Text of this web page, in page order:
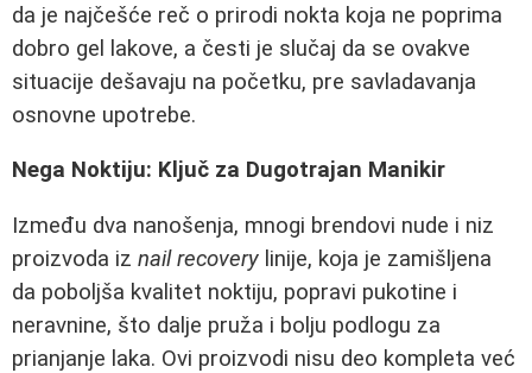
da je najčešće reč o prirodi nokta koja ne poprima
dobro gel lakove, a česti je slučaj da se ovakve
situacije dešavaju na početku, pre savladavanja
osnovne upotrebe.
Nega Noktiju: Ključ za Dugotrajan Manikir
Između dva nanošenja, mnogi brendovi nude i niz
proizvoda iz nail recovery linije, koja je zamišljena
da poboljša kvalitet noktiju, popravi pukotine i
neravnine, što dalje pruža i bolju podlogu za
prianjanje laka. Ovi proizvodi nisu deo kompleta već